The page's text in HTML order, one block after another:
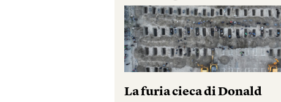
La furia cieca di Donald